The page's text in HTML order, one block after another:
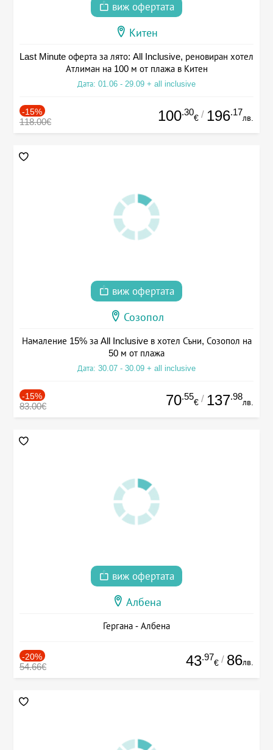
виж офертата
Китен
Last Minute оферта за лято: All Inclusive, реновиран хотел
Атлиман на 100 м от плажа в Китен
Дата: 01.06 - 29.09 + all inclusive
-15%
118.00€ 100.30
€ / 196.17
лв.
виж офертата
Созопол
Намаление 15% за All Inclusive в хотел Съни, Созопол на
50 м от плажа
Дата: 30.07 - 30.09 + all inclusive
-15%
83.00€ 70.55
€ / 137.98
лв.
виж офертата
Албена
Гергана - Албена
-20%
54.66€ 43.97
€ / 86лв.